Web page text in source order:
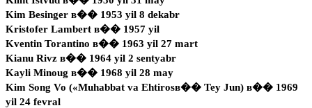
Kim Besinger в�� 1953 yil 8 dekabr
Kristofer Lambert в�� 1957 yil
Kventin Torantino в�� 1963 yil 27 mart
Kianu Rivz в�� 1964 yil 2 sentyabr
Kayli Minoug в�� 1968 yil 28 may
Kim Song Vo («Muhabbat va Ehtirosв�� Tey Jun) в�� 1969
yil 24 fevral